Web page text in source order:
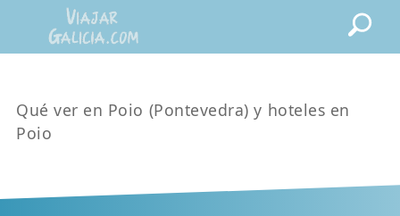
Qué ver en Poio (Pontevedra) y hoteles en
Poio